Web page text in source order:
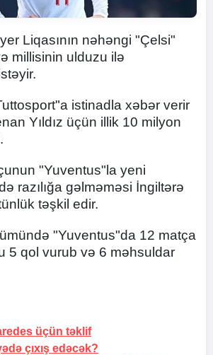
Liqasının nəhəngi "Çelsi"
millisinin ulduzu ilə
istinadla xəbər verir
Yıldız üçün illik 10 milyon
"Yuventus"la yeni
razılığa gəlməməsi İngiltərə
təşkil edir.
"Yuventus"da 12 matça
5 qol vurub və 6 məhsuldar
üçün təklif
çıxış edəcək?